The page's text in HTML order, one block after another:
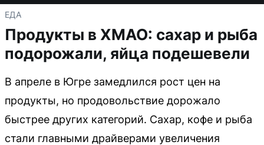
ЕДА
Продукты в ХМАО: сахар и рыба
подорожали, яйца подешевели
В апреле в Югре замедлился рост цен на
продукты, но продовольствие дорожало
быстрее других категорий. Сахар, кофе и рыба
стали главными драйверами увеличения